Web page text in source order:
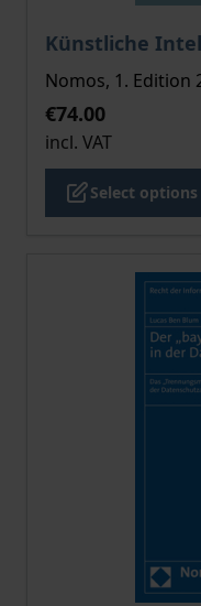
Künstliche
The price
Nomos, 1. Edition
€74.00
incl. VAT
Select options